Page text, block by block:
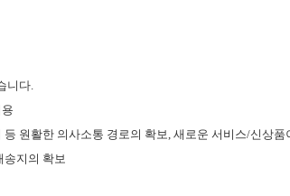
니다.
등 원활한 의사소통 경로의 확보, 새로운 서비스/신상품
송지의 확보